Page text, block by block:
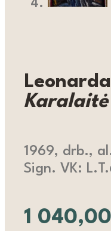
Karalaitė
1969, drb.,
Sign. VK:
1 040,00